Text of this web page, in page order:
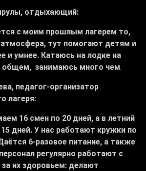
отдыхающий:
с моим прошлым лагерем то,
тут помогают детям и
и умнее. Катаюсь на лодке на
общем, занимаюсь много чем.
педагог-организатор
лагеря:
16 смен по 20 дней, а в летний
дней. У нас работают кружки по
6-разовое питание, а также
регулярно работают с
их здоровьем: делают